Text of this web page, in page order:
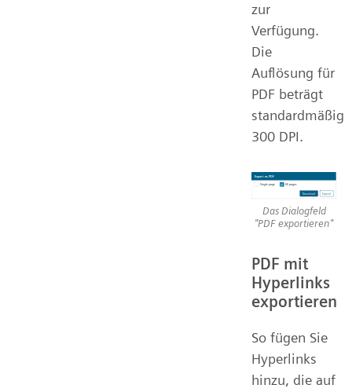
zur
Verfügung.
Die
Auflösung für
PDF beträgt
standardmäßig
300 DPI.
Das Dialogfeld
"PDF exportieren"
PDF mit
Hyperlinks
exportieren
So fügen Sie
Hyperlinks
hinzu, die auf